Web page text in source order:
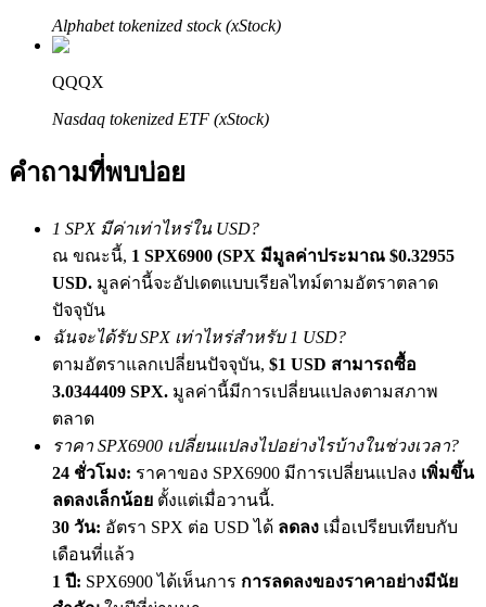
การแนะนำ
Deposit CASHCAT & Win
Deposit CASHCAT & Win
Share 500000 CASHCAT prize pool
Exclusive for BitMart Users
Alphabet tokenized stock (xStock)
QQQX
Nasdaq tokenized ETF (xStock)
คำถามที่พบบ่อย
1 SPX มีค่าเท่าไหร่ใน USD?
ณ ขณะนี้, 1 SPX6900 (SPX มีมูลค่าประมาณ $0.32955
USD. มูลค่านี้จะอัปเดตแบบเรียลไทม์ตามอัตราตลาด
ปัจจุบัน
ฉันจะได้รับ SPX เท่าไหร่สำหรับ 1 USD?
ตามอัตราแลกเปลี่ยนปัจจุบัน, $1 USD สามารถซื้อ
3.0344409 SPX. มูลค่านี้มีการเปลี่ยนแปลงตามสภาพ
ตลาด
ราคา SPX6900 เปลี่ยนแปลงไปอย่างไรบ้างในช่วงเวลา?
24 ชั่วโมง: ราคาของ SPX6900 มีการเปลี่ยนแปลง เพิ่มขึ้น
ลดลงเล็กน้อย ตั้งแต่เมื่อวานนี้.
30 วัน: อัตรา SPX ต่อ USD ได้ ลดลง เมื่อเปรียบเทียบกับ
เดือนที่แล้ว
1 ปี: SPX6900 ได้เห็นการ การลดลงของราคาอย่างมีนัย